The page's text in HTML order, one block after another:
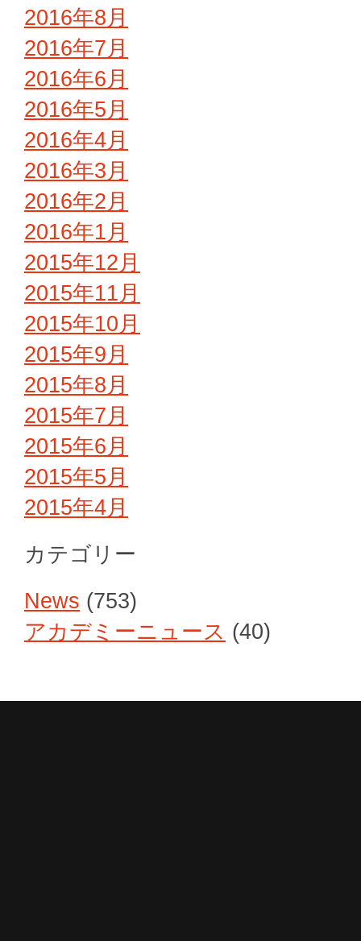
2016年8月
2016年7月
2016年6月
2016年5月
2016年4月
2016年3月
2016年2月
2016年1月
2015年12月
2015年11月
2015年10月
2015年9月
2015年8月
2015年7月
2015年6月
2015年5月
2015年4月
カテゴリー
News (753)
アカデミーニュース (40)